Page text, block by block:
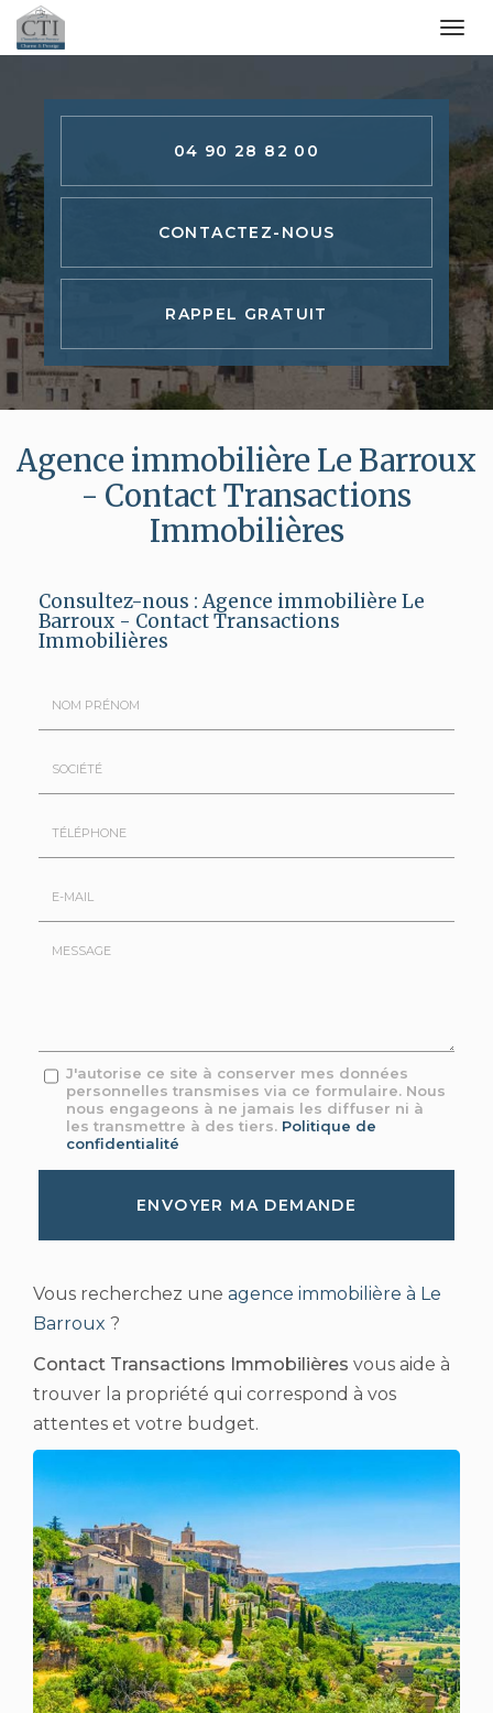
principal
04 90 28 82 00
CONTACTEZ- NOUS
RAPPEL GRATUIT
Agence immobilière Le Barroux
- Contact Transactions
Immobilières
Consultez-nous :Agence immobilière Le
Barroux - Contact Transactions
Immobilières
Message
J'autorise ce site à conserver mes données
personnelles transmises via ce formulaire. Nous
nous engageons à ne jamais les diffuser ni à
les transmettre à des tiers. Politique de
confidentialité
Acceptation
ENVOYER MA DEMANDE
Vous recherchez une agence immobilière à Le
Barroux ?
Contact Transactions Immobilières vous aide à
trouver la propriété qui correspond à vos
attentes et votre budget.